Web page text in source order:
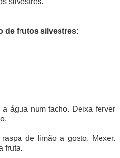
silvestres.
de frutos silvestres:
água num tacho. Deixa ferver
de limão a gosto. Mexer.
fruta.